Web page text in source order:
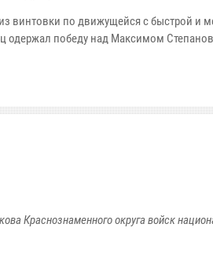
из винтовки по движущейся с быстрой и
одержал победу над Максимом
Краснознаменного округа войск